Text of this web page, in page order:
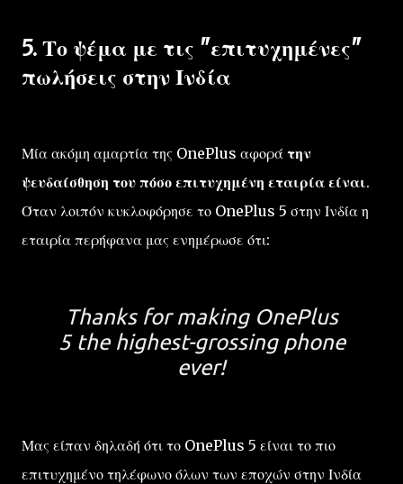
5. Το ψέμα με τις "επιτυχημένες"
πωλήσεις στην Ινδία
Μία ακόμη αμαρτία της OnePlus αφορά την
ψευδαίσθηση του πόσο επιτυχημένη εταιρία είναι.
Όταν λοιπόν κυκλοφόρησε το OnePlus 5 στην Ινδία η
εταιρία περήφανα μας ενημέρωσε ότι:
Thanks for making OnePlus
5 the highest-grossing phone
ever!
Μας είπαν δηλαδή ότι το OnePlus 5 είναι το πιο
επιτυχημένο τηλέφωνο όλων των εποχών στην Ινδία